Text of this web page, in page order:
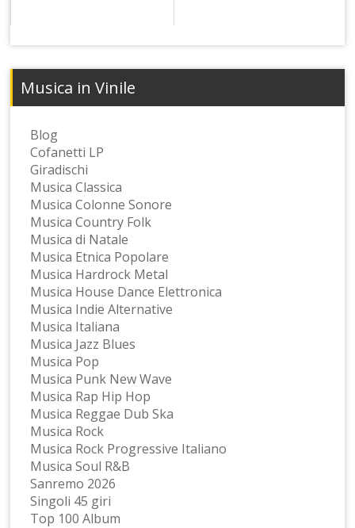
Musica in Vinile
Blog
Cofanetti LP
Giradischi
Musica Classica
Musica Colonne Sonore
Musica Country Folk
Musica di Natale
Musica Etnica Popolare
Musica Hardrock Metal
Musica House Dance Elettronica
Musica Indie Alternative
Musica Italiana
Musica Jazz Blues
Musica Pop
Musica Punk New Wave
Musica Rap Hip Hop
Musica Reggae Dub Ska
Musica Rock
Musica Rock Progressive Italiano
Musica Soul R&B
Sanremo 2026
Singoli 45 giri
Top 100 Album